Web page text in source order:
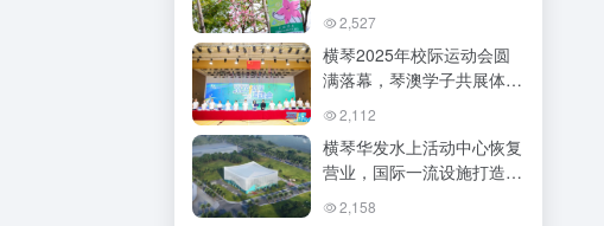
2,527
横琴2025年校际运动会圆
满落幕，琴澳学子共展体育
风采
2,112
横琴华发水上活动中心恢复
营业，国际一流设施打造水
上运动新地标
2,158